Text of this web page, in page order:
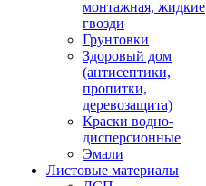
монтажная, жидкие
гвозди
Грунтовки
Здоровый дом
(антисептики,
пропитки,
деревозащита)
Краски водно-
дисперсионные
Эмали
Листовые материалы